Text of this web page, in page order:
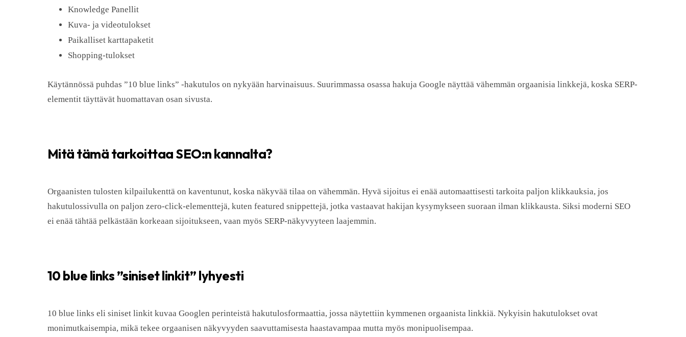
Knowledge Panellit
Kuva- ja videotulokset
Paikalliset karttapaketit
Shopping-tulokset
Käytännössä puhdas ”10 blue links” -hakutulos on nykyään harvinaisuus. Suurimmassa osassa hakuja Google näyttää vähemmän orgaanisia linkkejä, koska SERP-
elementit täyttävät huomattavan osan sivusta.
Mitä tämä tarkoittaa SEO:n kannalta?
Orgaanisten tulosten kilpailukenttä on kaventunut, koska näkyvää tilaa on vähemmän. Hyvä sijoitus ei enää automaattisesti tarkoita paljon klikkauksia, jos
hakutulossivulla on paljon zero-click-elementtejä, kuten featured snippettejä, jotka vastaavat hakijan kysymykseen suoraan ilman klikkausta. Siksi moderni SEO
ei enää tähtää pelkästään korkeaan sijoitukseen, vaan myös SERP-näkyvyyteen laajemmin.
10 blue links ”siniset linkit” lyhyesti
10 blue links eli siniset linkit kuvaa Googlen perinteistä hakutulosformaattia, jossa näytettiin kymmenen orgaanista linkkiä. Nykyisin hakutulokset ovat
monimutkaisempia, mikä tekee orgaanisen näkyvyyden saavuttamisesta haastavampaa mutta myös monipuolisempaa.